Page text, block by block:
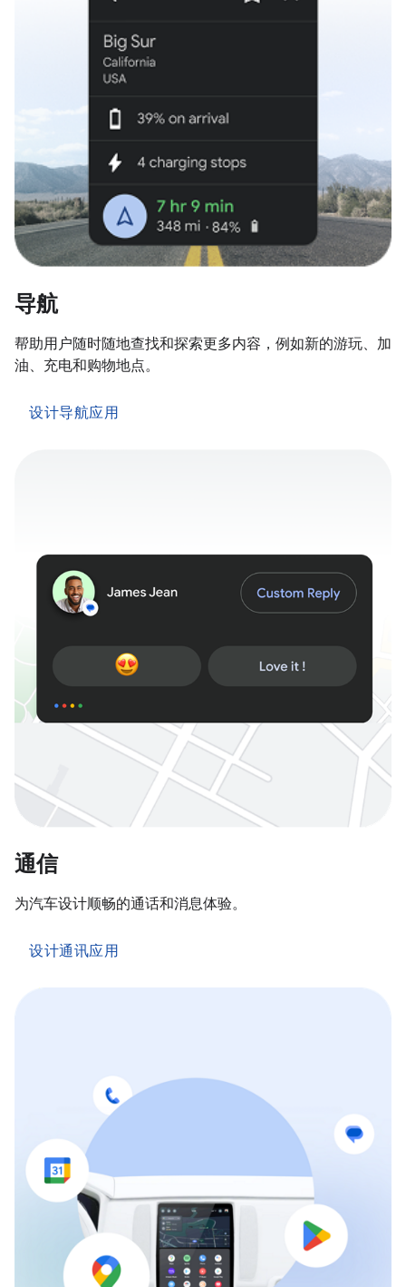
导航
帮助用户随时随地查找和探索更多内容，例如新的游玩、加
油、充电和购物地点。
设计导航应用
通信
为汽车设计顺畅的通话和消息体验。
设计通讯应用